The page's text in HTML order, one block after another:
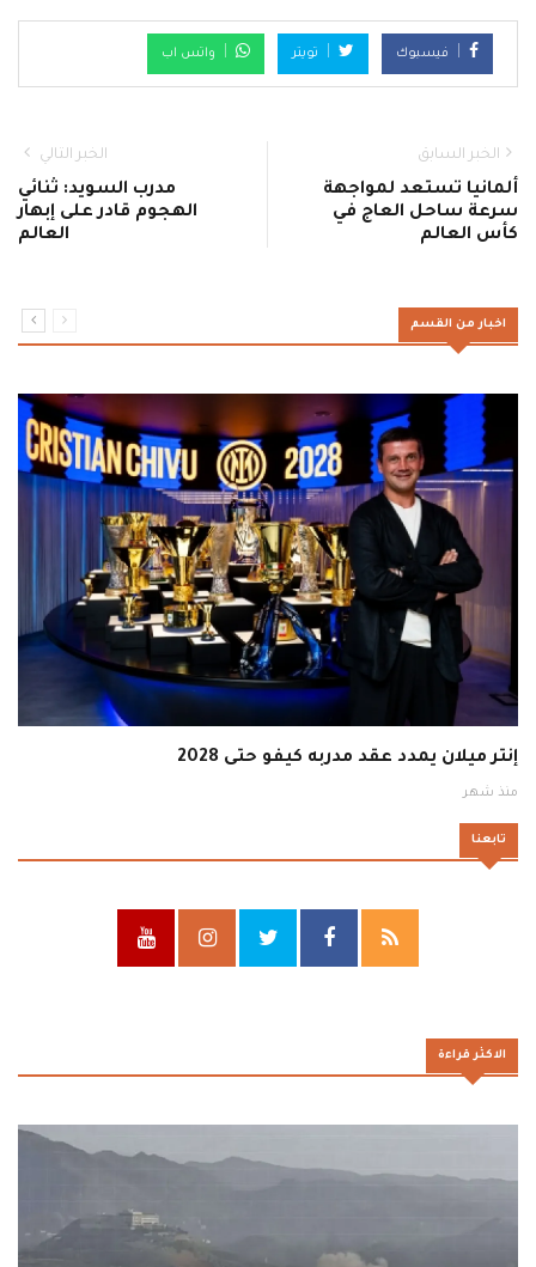
فيسبوك تويتر واتس اب
الخبر السابق
ألمانيا تستعد لمواجهة
سرعة ساحل العاج في
كأس العالم
الخبر التالي
مدرب السويد: ثنائي
الهجوم قادر على إبهار
العالم
اخبار من القسم
إنتر ميلان يمدد عقد مدربه كيفو حتى 2028
منذ شهر
تابعنا
الاكثر قراءة